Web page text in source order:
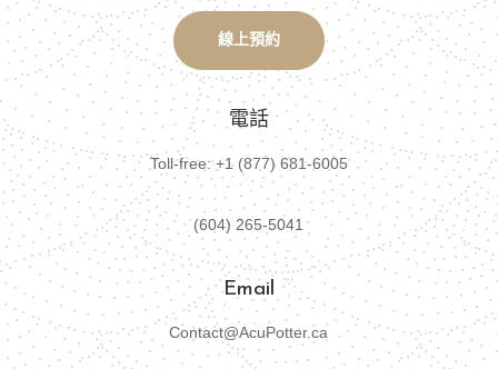
線上預約
電話
Toll-free: +1 (877) 681-6005
(604) 265-5041
Email
Contact@AcuPotter.ca